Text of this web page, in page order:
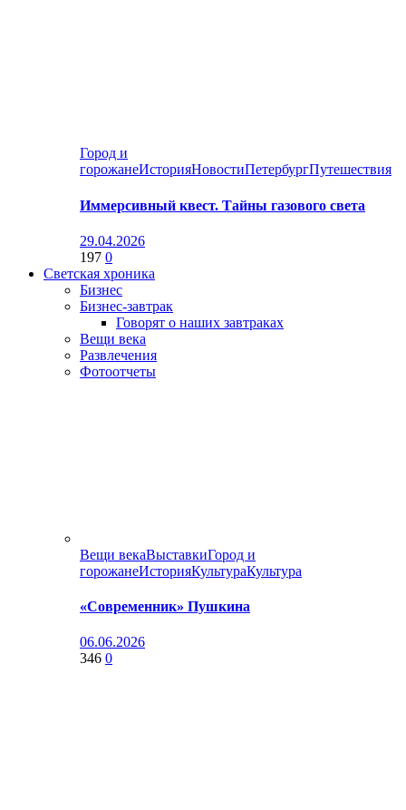
Город и
горожанеИсторияНовостиПетербургПутешествия
Иммерсивный квест. Тайны газового света
29.04.2026
197 0
Светская хроника
Бизнес
Бизнес-завтрак
Говорят о наших завтраках
Вещи века
Развлечения
Фотоотчеты
Вещи векаВыставкиГород и
горожанеИсторияКультураКультура
«Современник» Пушкина
06.06.2026
346 0